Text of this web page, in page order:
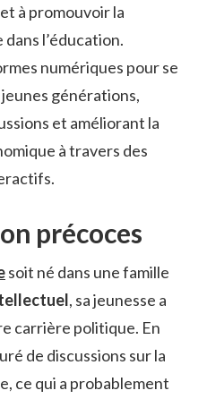
à promouvoir la
l’éducation.
numériques pour se
générations,
et améliorant la
à travers des
précoces
soit né dans une famille
, sa jeunesse a
carrière politique. En
de discussions sur la
ce qui a probablement